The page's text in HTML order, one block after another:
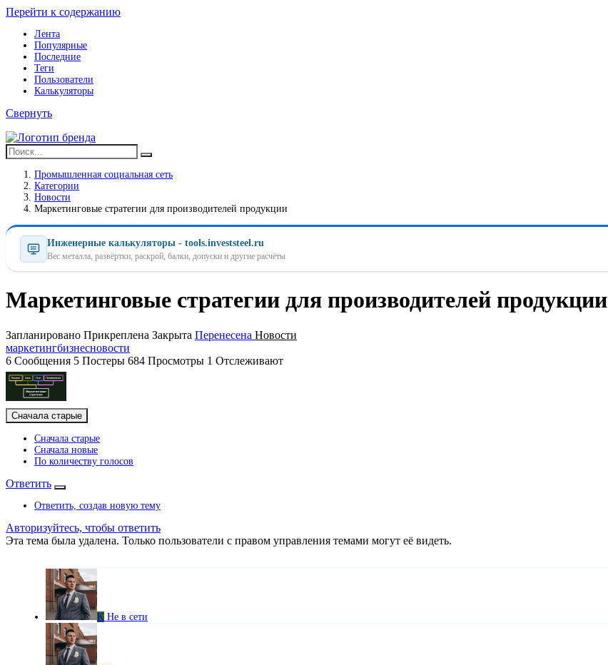
Перейти к содержанию
Лента
Популярные
Последние
Теги
Пользователи
Калькуляторы
Свернуть
Промышленная социальная сеть
Категории
Новости
Маркетинговые стратегии для производителей продукции
Инженерные калькуляторы - tools.investsteel.ru
Вес металла, развёртки, раскрой, балки, допуски и другие расчёты
Маркетинговые стратегии для производителей продукции
Запланировано Прикреплена Закрыта Перенесена Новости
маркетингбизнесновости
6 Сообщения 5 Постеры 684 Просмотры 1 Отслеживают
Сначала старые
Сначала старые
Сначала новые
По количеству голосов
Ответить
Ответить, создав новую тему
Авторизуйтесь, чтобы ответить
Эта тема была удалена. Только пользователи с правом управления темами могут её видеть.
K Не в сети